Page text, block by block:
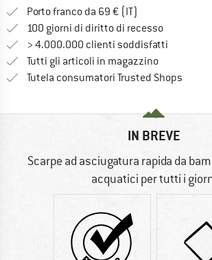
Porto franco da 69 € (IT)
100 giorni di diritto di recessoVai alla
> 4.000.000 clienti soddisfatti
Tutti gli articoli in magazzino
Tutela consumatori Trusted Shops
IN BREVE
Scarpe ad asciugatura rapida da
acquatici per tutti i